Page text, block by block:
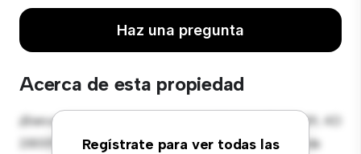
Haz una pregunta
Acerca de esta propiedad
Regístrate para ver todas las
¡Bienvenido a tu nueva estancia en Calle de Bailén 39, 4D
28005 MADRID, La Latina, Madrid Río! Esta cómoda